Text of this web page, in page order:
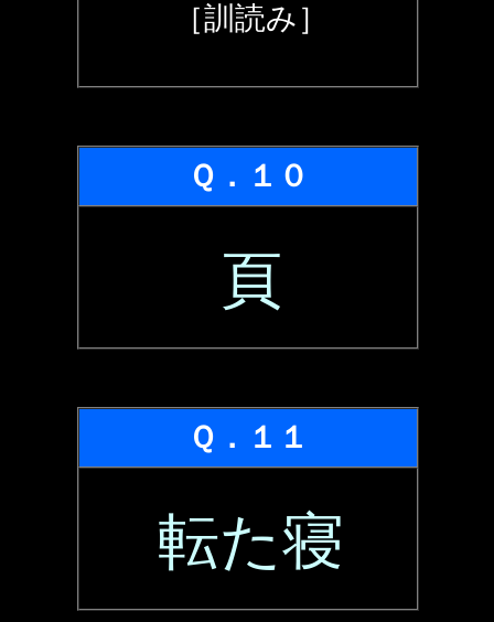
［訓読み］
Ｑ．１０
頁
Ｑ．１１
転た寝